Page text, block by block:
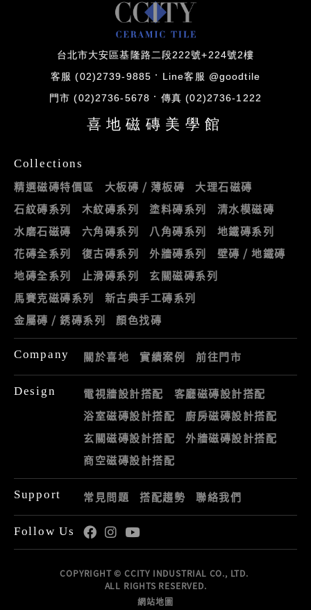
台北市大安區基隆路二段222號+224號2樓
客服 (02)2739-9885 Line客服 @goodtile
門市 (02)2736-5678 傳真 (02)2736-1222
喜地磁磚美學館
Collections
精選磁磚特價區 大板磚 / 薄板磚
大理石磁磚
石紋磚系列
木紋磚系列 塗料磚系列
清水模磁磚
水磨石磁磚
六角磚系列 八角磚系列
地鐵磚系列
花磚全系列
復古磚系列 外牆磚系列
壁磚 / 地鐵磚
地磚全系列
止滑磚系列
玄關磁磚系列
馬賽克磁磚系列
新古典手工磚系列
金屬磚 / 銹磚系列
顏色找磚
Company 關於喜地 實績案例 前往門市
Design 電視牆設計搭配
客廳磁磚設計搭配
浴室磁磚設計搭配
廚房磁磚設計搭配
玄關磁磚設計搭配
外牆磁磚設計搭配
商空磁磚設計搭配
Support 常見問題 搭配趨勢 聯絡我們
Follow Us
COPYRIGHT © CCITY INDUSTRIAL CO., LTD.
ALL RIGHTS RESERVED.
網站地圖